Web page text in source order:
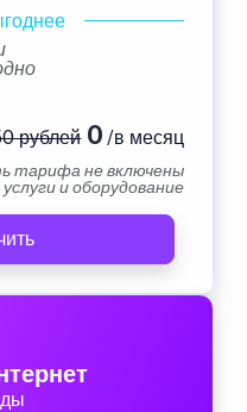
рублей0 /в месяц
тарифа не включены
и оборудование